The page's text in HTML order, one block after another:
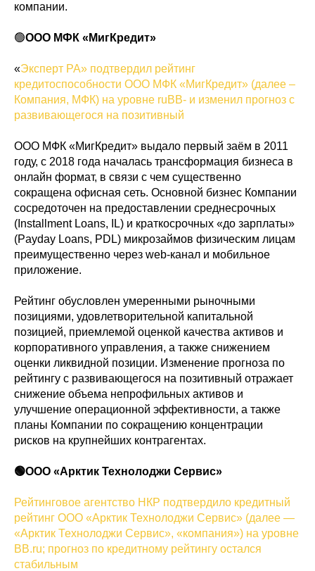
компании.
🟢ООО МФК «МигКредит»
«Эксперт РА» подтвердил рейтинг
кредитоспособности ООО МФК «МигКредит» (далее –
Компания, МФК) на уровне ruBB- и изменил прогноз с
развивающегося на позитивный
ООО МФК «МигКредит» выдало первый заём в 2011
году, с 2018 года началась трансформация бизнеса в
онлайн формат, в связи с чем существенно
сокращена офисная сеть. Основной бизнес Компании
сосредоточен на предоставлении среднесрочных
(Installment Loans, IL) и краткосрочных «до зарплаты»
(Payday Loans, PDL) микрозаймов физическим лицам
преимущественно через web-канал и мобильное
приложение.
Рейтинг обусловлен умеренными рыночными
позициями, удовлетворительной капитальной
позицией, приемлемой оценкой качества активов и
корпоративного управления, а также снижением
оценки ликвидной позиции. Изменение прогноза по
рейтингу с развивающегося на позитивный отражает
снижение объема непрофильных активов и
улучшение операционной эффективности, а также
планы Компании по сокращению концентрации
рисков на крупнейших контрагентах.
🟢ООО «Арктик Технолоджи Сервис»
Рейтинговое агентство НКР подтвердило кредитный
рейтинг ООО «Арктик Технолоджи Сервис» (далее —
«Арктик Технолоджи Сервис», «компания») на уровне
BB.ru; прогноз по кредитному рейтингу остался
стабильным